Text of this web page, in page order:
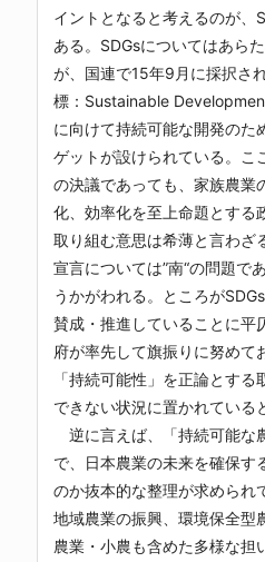
イントとなると考えるのが、
ある。SDGsについてはあら
が、国連で15年9月に採択さ
標：Sustainable
に向けて持続可能な開発のた
ゲットが設けられている。こ
の決議であっても、家族農業
化、効率化を至上命題とする
取り組む意思は希薄と言わざ
宣言については”南“の問題で
うかがわれる。ところが
賛成・推進していることに平
府が率先して旗振りに努めて
「持続可能性」を正論とす
できない状況に置かれている
逆に言えば、「持続可能な
で、日本農業の未来を確保す
のか抜本的な整理が求められ
地域農業の振興、環境保全型
農業・小農も含めた多様な担